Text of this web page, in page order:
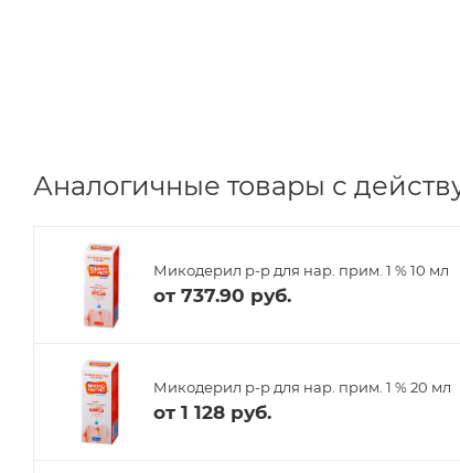
Аналогичные товары с
Микодерил р-р для нар. прим. 1 % 10 мл
от 737.90 руб.
Микодерил р-р для нар. прим. 1 % 20 мл
от 1 128 руб.